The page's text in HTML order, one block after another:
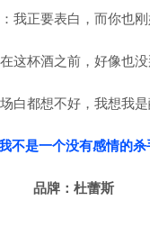
我正要表白，而你也
这杯酒之前，好像也没
白都想不好，我想我是
不是一个没有感情的杀
品牌：杜蕾斯